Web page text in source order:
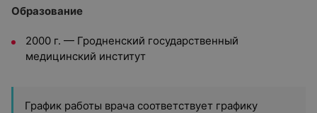
Образование
2000 г. — Гродненский государственный
медицинский институт
График работы врача соответствует графику